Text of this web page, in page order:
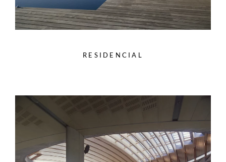
RESIDENCIAL